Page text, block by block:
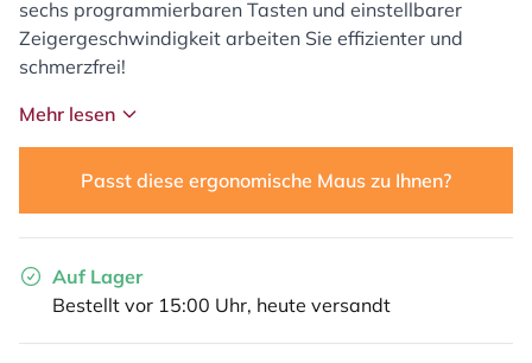
sechs programmierbaren Tasten und einstellbarer
Zeigergeschwindigkeit arbeiten Sie effizienter und
schmerzfrei!
Mehr lesen
Passt diese ergonomische Maus zu Ihnen?
Auf Lager
Bestellt vor 15:00 Uhr, heute versandt